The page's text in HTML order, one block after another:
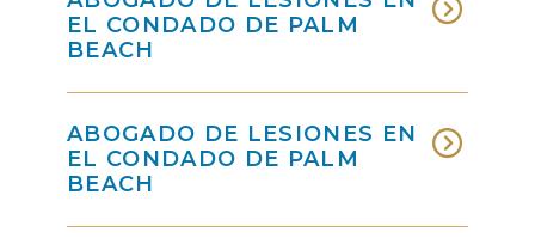
EL CONDADO DE PALM
BEACH
ABOGADO DE LESIONES EN
EL CONDADO DE PALM
BEACH